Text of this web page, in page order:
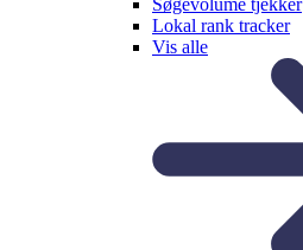
Søgevolume tjekker
Lokal rank tracker
Vis alle